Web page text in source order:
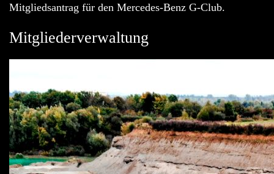
Mitgliedsantrag für den Mercedes-Benz G-Club.
Mitgliederverwaltung